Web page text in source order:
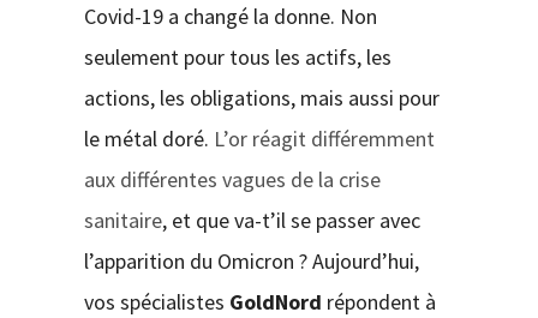
Covid-19 a changé la donne. Non
seulement pour tous les actifs, les
actions, les obligations, mais aussi pour
le métal doré. L’or réagit différemment
aux différentes vagues de la crise
sanitaire, et que va-t’il se passer avec
l’apparition du Omicron ? Aujourd’hui,
vos spécialistes GoldNord répondent à